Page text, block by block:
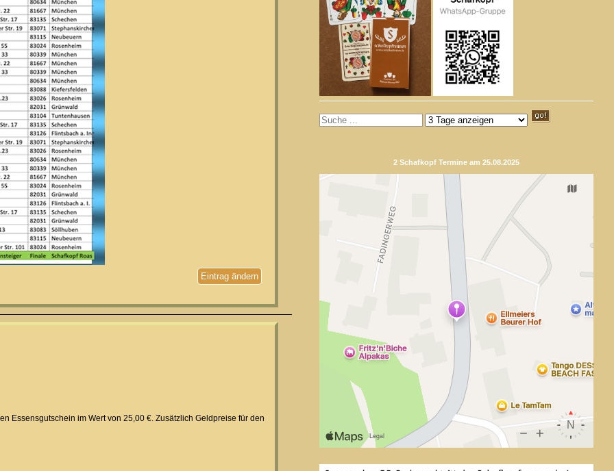
Eintrag ändern
Essensgutschein im Wert von 25,00 €. Zusätzlich Geldpreise für den
2 Schafkopf Termine am 25.08.2025